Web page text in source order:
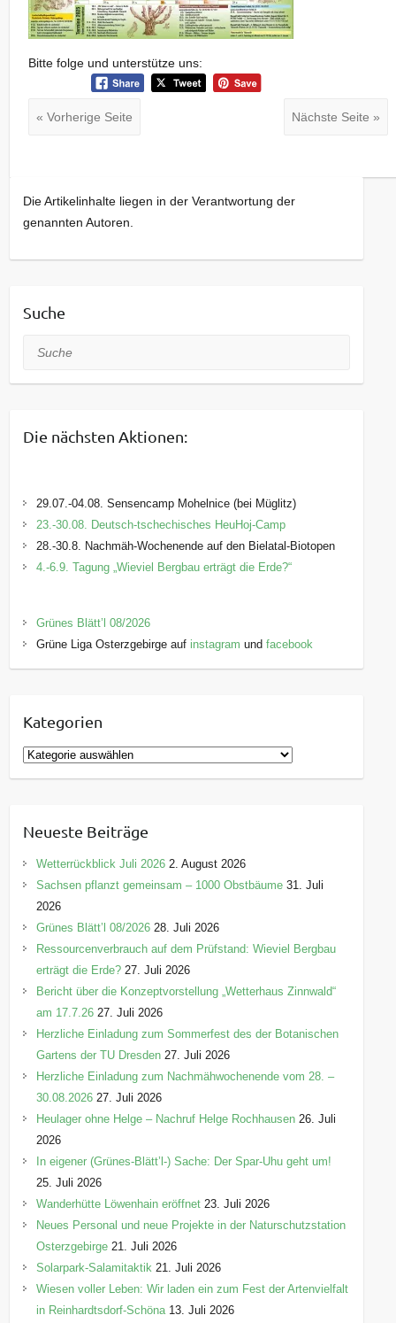
Bitte folge und unterstütze uns:
« Vorherige Seite Nächste Seite »
Die Artikelinhalte liegen in der Verantwortung der
genannten Autoren.
Suche
Suche
Die nächsten Aktionen:
29.07.-04.08. Sensencamp Mohelnice (bei Müglitz)
23.-30.08. Deutsch-tschechisches HeuHoj-Camp
28.-30.8. Nachmäh-Wochenende auf den Bielatal-Biotopen
4.-6.9. Tagung „Wieviel Bergbau erträgt die Erde?“
Grünes Blätt’l 08/2026
Grüne Liga Osterzgebirge auf instagram undfacebook
Kategorien
K
a
g
o
r
e
n
Neueste Beiträge
Wetterrückblick Juli 2026 2. August 2026
Sachsen pflanzt gemeinsam – 1000 Obstbäume 31. Juli
2026
Grünes Blätt’l 08/2026 28. Juli 2026
Ressourcenverbrauch auf dem Prüfstand: Wieviel Bergbau
erträgt die Erde? 27. Juli 2026
Bericht über die Konzeptvorstellung „Wetterhaus Zinnwald“
am 17.7.26 27. Juli 2026
Herzliche Einladung zum Sommerfest des der Botanischen
Gartens der TU Dresden 27. Juli 2026
Herzliche Einladung zum Nachmähwochenende vom 28. –
30.08.2026 27. Juli 2026
Heulager ohne Helge – Nachruf Helge Rochhausen 26. Juli
2026
In eigener (Grünes-Blätt’l-) Sache: Der Spar-Uhu geht um!
25. Juli 2026
Wanderhütte Löwenhain eröffnet 23. Juli 2026
Neues Personal und neue Projekte in der Naturschutzstation
Osterzgebirge 21. Juli 2026
Solarpark-Salamitaktik 21. Juli 2026
Wiesen voller Leben: Wir laden ein zum Fest der Artenvielfalt
in Reinhardtsdorf-Schöna 13. Juli 2026